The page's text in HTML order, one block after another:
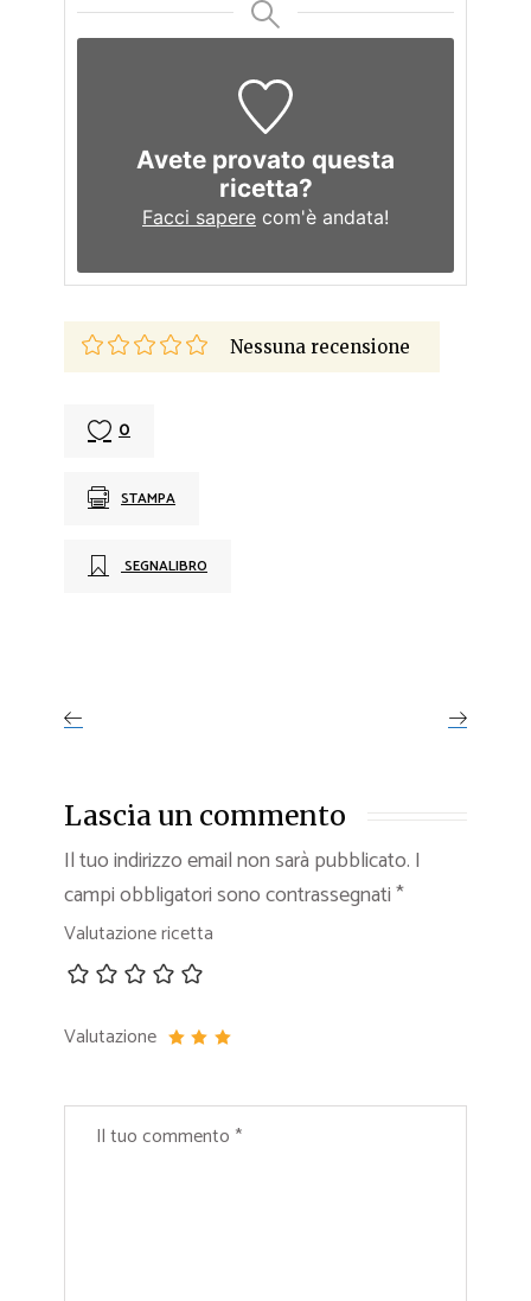
Avete provato questa
ricetta?
Facci sapere com'è andata!
Nessuna recensione
0
STAMPA
SEGNALIBRO
Lascia un commento
Il tuo indirizzo email non sarà pubblicato. I
campi obbligatori sono contrassegnati*
Valutazione ricetta
Valutazione